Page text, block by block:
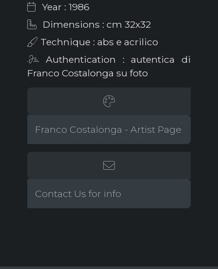
Year : 1986
Dimensions : cm 32x32
Technique : abs e acrilico
Authentication : autentica di
Franco Costalonga su foto
Franco Costalonga - Artist Page
Contact Us for info